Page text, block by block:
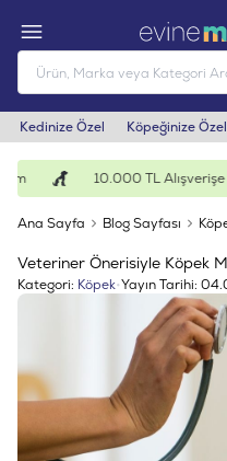
Kedinize Özel Köpeğinize Özel
10.000 TL Alışverişe
Ana Sayfa Blog Sayfası
Veteriner Önerisiyle Köpek
Kategori: Köpek•Yayın Tarihi: